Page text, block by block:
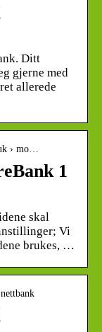
Ditt
gjerne med
allerede
› mo…
1
skal
Vi
brukes, …